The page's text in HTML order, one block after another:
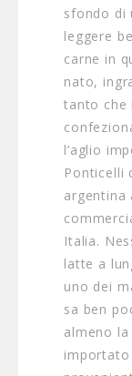
sfondo di
leggere
carne in
nato,
tanto che
l’aglio
Ponticelli
argentina
Italia.
latte a
uno dei
sa ben
almeno